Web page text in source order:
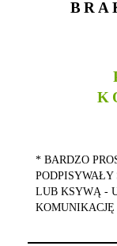
* BARDZO
LUB KSYWĄ -